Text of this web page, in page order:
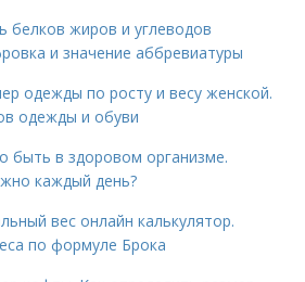
белков жиров и углеводов
и значение аббревиатуры
одежды по росту и весу женской.
одежды и обуви
быть в здоровом организме.
каждый день?
вес онлайн калькулятор.
по формуле Брока